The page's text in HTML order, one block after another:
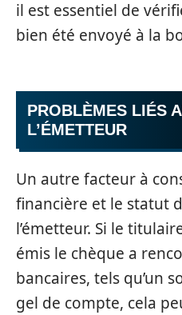
il est essentiel de
bien été envoyé à la
PROBLÈMES LIÉS
L’ÉMETTEUR
Un autre facteur à
financière et le statut
l’émetteur. Si le
émis le chèque a
bancaires, tels qu’un
gel de compte, cela